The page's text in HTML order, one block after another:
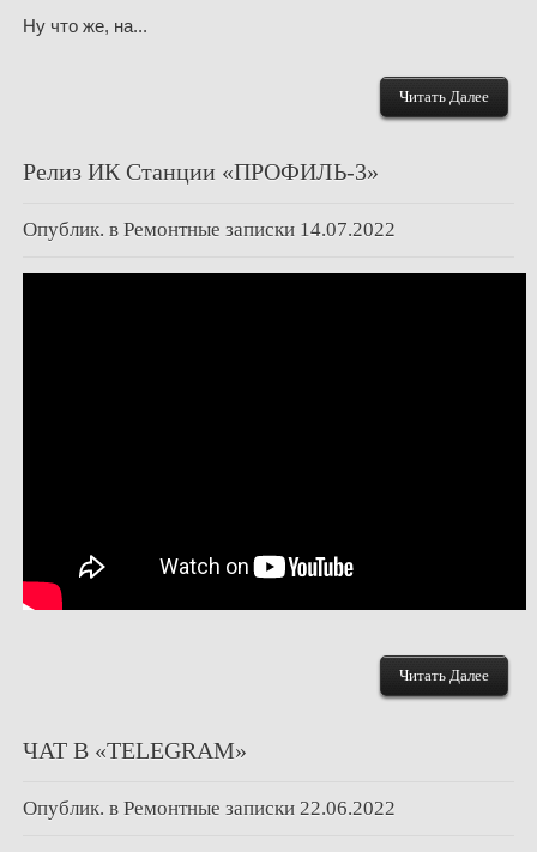
Ну что же, на...
Читать Далее
Релиз ИК Станции «ПРОФИЛЬ-3»
Опублик. в Ремонтные записки 14.07.2022
Читать Далее
ЧАТ В «TELEGRAM»
Опублик. в Ремонтные записки 22.06.2022